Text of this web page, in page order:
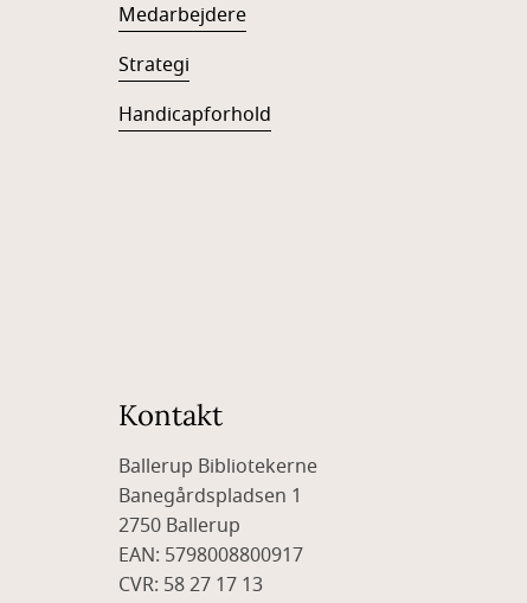
Medarbejdere
Strategi
Handicapforhold
Kontakt
Ballerup Bibliotekerne
Banegårdspladsen 1
2750 Ballerup
EAN: 5798008800917
CVR: 58 27 17 13